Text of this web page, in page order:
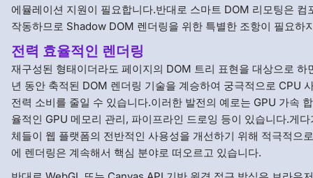
에뮬레이션 지원이 필요합니다.반대로 스마트 DOM 리모팅은 컴
작동하므로 Shadow DOM 렌더링을 위한 특별한 조항이 필요하
전력 효율적인 렌더링
재구성된 형태이더라도 페이지의 DOM 트리 표현을 대상으로 하
년 동안 축적된 DOM 렌더링 기술을 계승하여 궁극적으로 CPU
전력 소비를 줄일 수 있습니다.이러한 발전의 예로는 GPU 가속
율적인 GPU 메모리 관리, 파이프라인 드로잉 등이 있습니다.게
체들이 웹 플랫폼의 전반적인 사용성을 개선하기 위해 적극적으
에 렌더링은 계속해서 핵심 분야로 떠오르고 있습니다.